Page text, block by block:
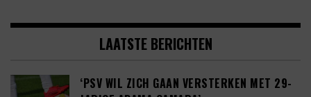
LAATSTE BERICHTEN
‘PSV WIL ZICH GAAN VERSTERKEN MET 29-